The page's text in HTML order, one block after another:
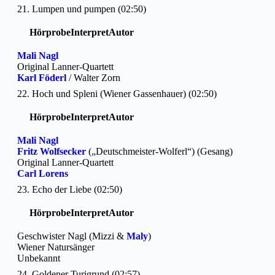
21. Lumpen und pumpen (02:50)
HörprobeInterpretAutor
Mali Nagl
Original Lanner-Quartett
Karl Föderl / Walter Zorn
22. Hoch und Spleni (Wiener Gassenhauer) (02:50)
HörprobeInterpretAutor
Mali Nagl
Fritz Wolfsecker („Deutschmeister-Wolferl“) (Gesang)
Original Lanner-Quartett
Carl Lorens
23. Echo der Liebe (02:50)
HörprobeInterpretAutor
Geschwister Nagl (Mizzi & Maly)
Wiener Natursänger
Unbekannt